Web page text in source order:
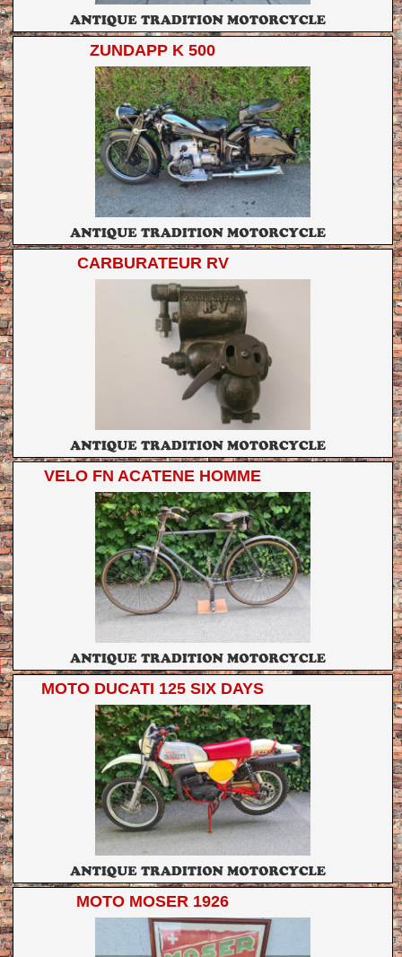
ZUNDAPP K 500
CARBURATEUR RV
VELO FN ACATENE HOMME
MOTO DUCATI 125 SIX DAYS
MOTO MOSER 1926